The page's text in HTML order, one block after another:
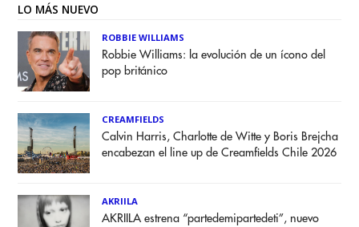
LO MÁS NUEVO
ROBBIE WILLIAMS
Robbie Williams: la evolución de un ícono del
pop británico
CREAMFIELDS
Calvin Harris, Charlotte de Witte y Boris Brejcha
encabezan el line up de Creamfields Chile 2026
AKRIILA
AKRIILA estrena “partedemipartedeti”, nuevo